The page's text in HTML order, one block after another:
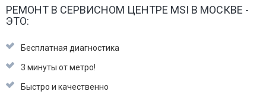
РЕМОНТ В СЕРВИСНОМ ЦЕНТРЕ MSI В МОСКВЕ -
ЭТО:
Бесплатная диагностика
3 минуты от метро!
Быстро и качественно